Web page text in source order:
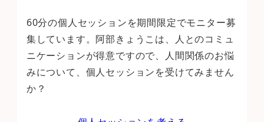
60分の個人セッションを期間限定でモニター募
集しています。阿部きょうこは、人とのコミュ
ニケーションが得意ですので、人間関係のお悩
みについて、個人セッションを受けてみません
か？